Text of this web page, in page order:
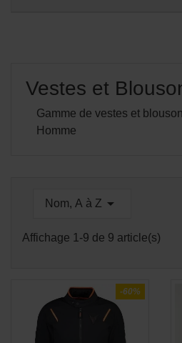
Vestes et
Gamme de vestes et
Homme
Nom, A à Z 
Affichage 1-9 de 9 article(s)
-60%